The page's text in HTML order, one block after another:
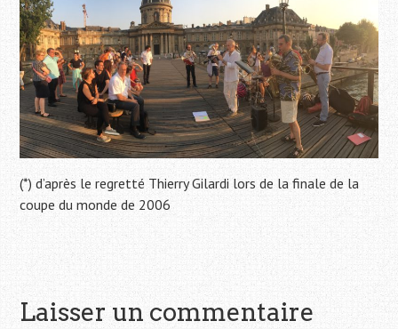
(*) d’après le regretté Thierry Gilardi lors de la finale de la
coupe du monde de 2006
Laisser un commentaire